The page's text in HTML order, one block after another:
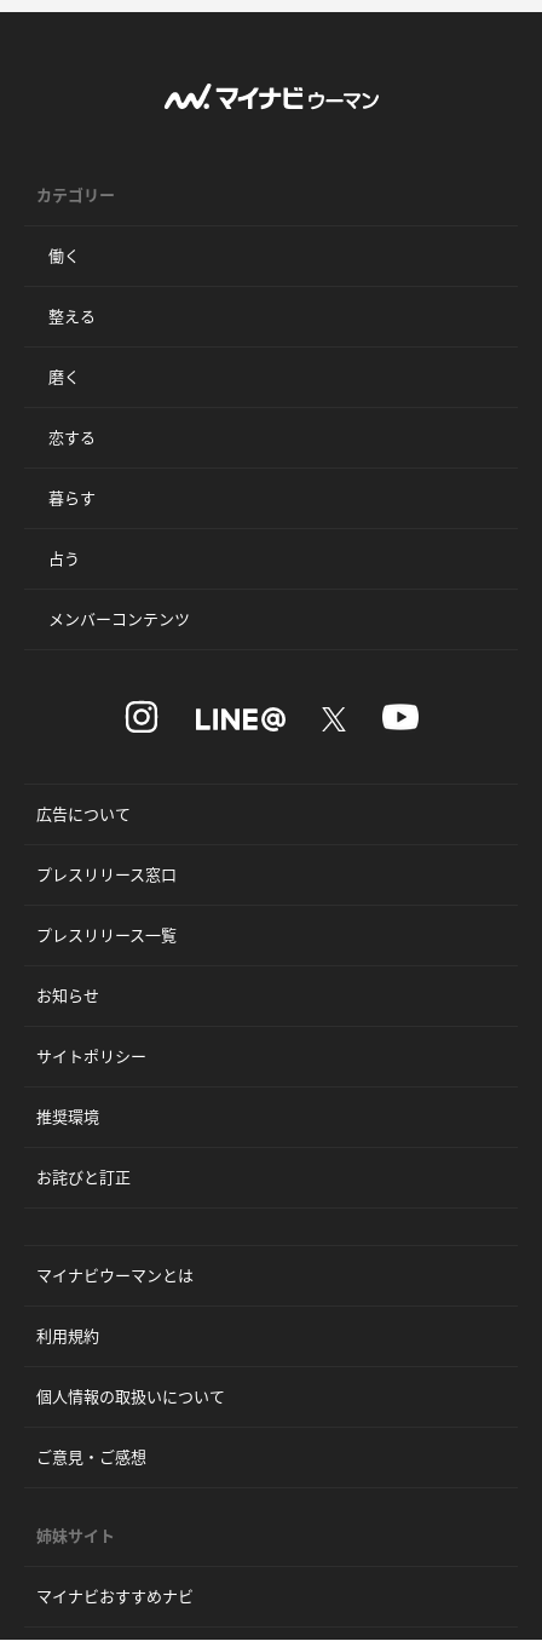
カテゴリー
働く
整える
磨く
恋する
暮らす
占う
メンバーコンテンツ
広告について
プレスリリース窓口
プレスリリース一覧
お知らせ
サイトポリシー
推奨環境
お詫びと訂正
マイナビウーマンとは
利用規約
個人情報の取扱いについて
ご意見・ご感想
姉妹サイト
マイナビおすすめナビ